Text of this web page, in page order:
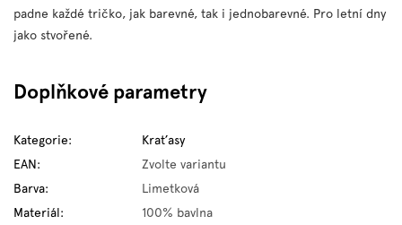
padne každé tričko, jak barevné, tak i jednobarevné. Pro letní dny
jako stvořené.
Doplňkové parametry
Kategorie:
Kraťasy
EAN:
Zvolte variantu
Barva:
Limetková
Materiál:
100% bavlna